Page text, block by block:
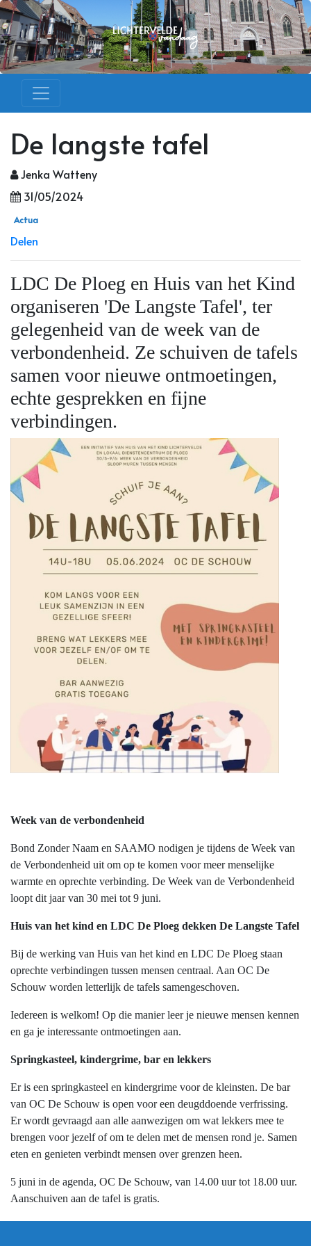
De langste tafel
Jenka Watteny
31/05/2024
Actua
Delen
LDC De Ploeg en Huis van het Kind
organiseren 'De Langste Tafel', ter
gelegenheid van de week van de
verbondenheid. Ze schuiven de tafels
samen voor nieuwe ontmoetingen,
echte gesprekken en fijne
verbindingen.
Week van de verbondenheid
Bond Zonder Naam en SAAMO nodigen je tijdens de Week van
de Verbondenheid uit om op te komen voor meer menselijke
warmte en oprechte verbinding. De Week van de Verbondenheid
loopt dit jaar van 30 mei tot 9 juni.
Huis van het kind en LDC De Ploeg dekken De Langste Tafel
Bij de werking van Huis van het kind en LDC De Ploeg staan
oprechte verbindingen tussen mensen centraal. Aan OC De
Schouw worden letterlijk de tafels samengeschoven.
Iedereen is welkom! Op die manier leer je nieuwe mensen kennen
en ga je interessante ontmoetingen aan.
Springkasteel, kindergrime, bar en lekkers
Er is een springkasteel en kindergrime voor de kleinsten. De bar
van OC De Schouw is open voor een deugddoende verfrissing.
Er wordt gevraagd aan alle aanwezigen om wat lekkers mee te
brengen voor jezelf of om te delen met de mensen rond je. Samen
eten en genieten verbindt mensen over grenzen heen.
5 juni in de agenda, OC De Schouw, van 14.00 uur tot 18.00 uur.
Aanschuiven aan de tafel is gratis.